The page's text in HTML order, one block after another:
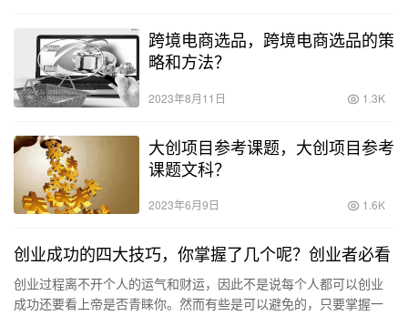
跨境电商选品，跨境电商选品的策
略和方法？
2023年8月11日 1.3K
大创项目参考课题，大创项目参考
课题文科？
2023年6月9日 1.6K
创业成功的四大技巧，你掌握了几个呢？创业者必看
创业过程离不开个人的运气和财运，因此不是说每个人都可以创业
成功还要看上帝是否青睐你。然而有些是可以避免的，只要掌握一